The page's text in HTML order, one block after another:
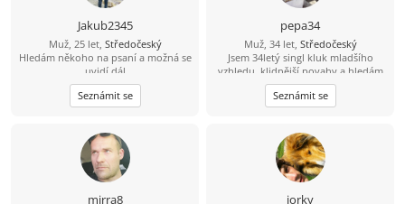
Jakub2345
Muž, 25 let, Středočeský
Hledám někoho na psaní a možná se
uvidí dál
Seznámit se
pepa34
Muž, 34 let, Středočeský
Jsem 34letý singl kluk mladšího
vzhledu, klidnější povahy a hledám
hodnou ženu pro život. Mám rád
život, přírodu, sport a lidi se
smyslem pro humor. Hledáš
celý život? Tak se mi prosím ozvi
kdykoliv. Omlouvám se, ale na
nabídky starších žen přes 35
nereaguji.....
Seznámit se
mirra8 jorky